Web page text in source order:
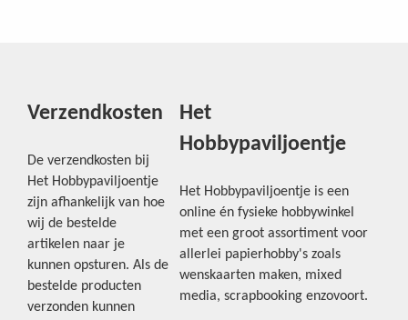
Verzendkosten
De verzendkosten bij
Het Hobbypaviljoentje
zijn afhankelijk van hoe
wij de bestelde
artikelen naar je
kunnen opsturen. Als de
bestelde producten
verzonden kunnen
Het
Hobbypaviljoentje
Het Hobbypaviljoentje is een
online én fysieke hobbywinkel
met een groot assortiment voor
allerlei papierhobby's zoals
wenskaarten maken, mixed
media, scrapbooking enzovoort.